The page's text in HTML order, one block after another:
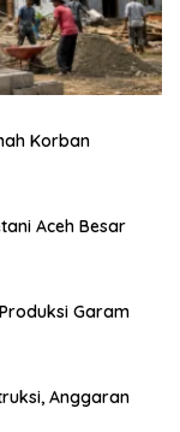
Korban
Aceh Besar
Garam
Anggaran